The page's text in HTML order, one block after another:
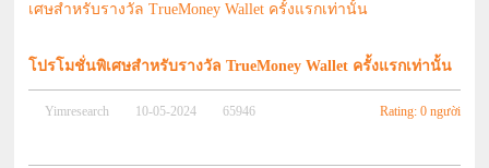
เศษสำหรับรางวัล TrueMoney Wallet ครั้งแรกเท่านั้น
โปรโมชั่นพิเศษสำหรับรางวัล TrueMoney Wallet ครั้งแรกเท่านั้น
Yimresearch 10-05-2024 65946 Rating: 0 người